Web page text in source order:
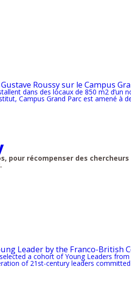
Roussy sur le Campus
dans des locaux de 850 m2
Campus Grand Parc est amené à
pour récompenser des
Leader by the Franco-British
a cohort of Young Leaders
of 21st-century leaders